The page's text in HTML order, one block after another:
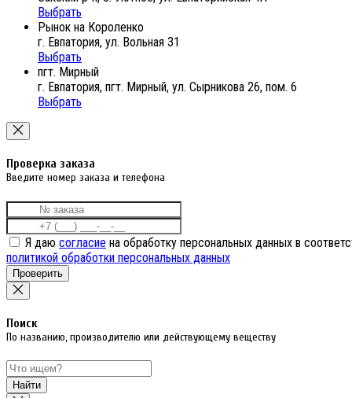
Выбрать
Рынок на Короленко
г. Евпатория, ул. Вольная 31
Выбрать
пгт. Мирный
г. Евпатория, пгт. Мирный, ул. Сырникова 26, пом. 6
Выбрать
Проверка заказа
Введите номер заказа и телефона
Я даю согласие на обработку персональных данных в
политикой обработки персональных данных
Проверить
Поиск
По названию, производителю или действующему веществу
Найти